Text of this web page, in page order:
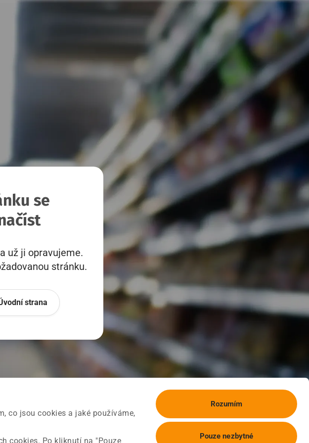
co jsou cookies a jaké používáme,
cookies. Po kliknutí na "Pouze
Rozumím
Pouze nezbytné
se
už ji opravujeme.
stránku.
strana